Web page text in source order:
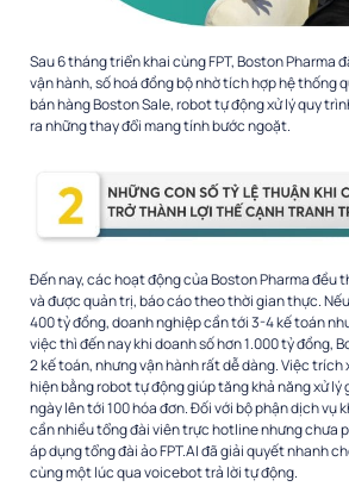
Sau 6 tháng triển khai cùng FPT, Boston Pharma
vận hành, số hoá đồng bộ nhờ tích hợp hệ thống
bán hàng Boston Sale, robot tự động xử lý quy
ra những thay đổi mang tính bước ngoặt.
Đến nay, các hoạt động của Boston Pharma đều
và được quản trị, báo cáo theo thời gian thực.
400 tỷ đồng, doanh nghiệp cần tới 3-4 kế toán
việc thì đến nay khi doanh số hơn 1.000 tỷ đồng,
2 kế toán, nhưng vận hành rất dễ dàng. Việc
hiện bằng robot tự động giúp tăng khả năng xử lý
ngày lên tới 100 hóa đơn. Đối với bộ phận dịch vụ
cần nhiều tổng đài viên trực hotline nhưng chưa
áp dụng tổng đài ảo FPT.AI đã giải quyết nhanh
cùng một lúc qua voicebot trả lời tự động.